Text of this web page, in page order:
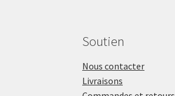
Soutien
Nous contacter
Livraisons